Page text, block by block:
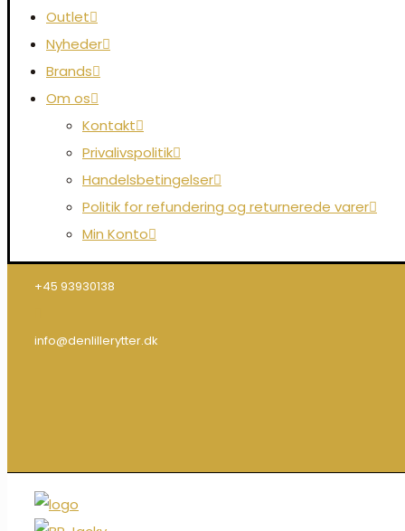
Outlet
Nyheder
Brands
Om os
Kontakt
Privalivspolitik
Handelsbetingelser
Politik for refundering og returnerede varer
Min Konto
+45 93930138
info@denlillerytter.dk